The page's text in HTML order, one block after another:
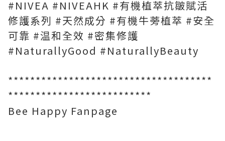
#NIVEA #NIVEAHK #有機植萃抗皺賦活
修護系列 #天然成分 #有機牛蒡植萃 #安全
可靠 #温和全效 #密集修護
#NaturallyGood #NaturallyBeauty ⁣
*************************************
**************************
Bee Happy Fanpage